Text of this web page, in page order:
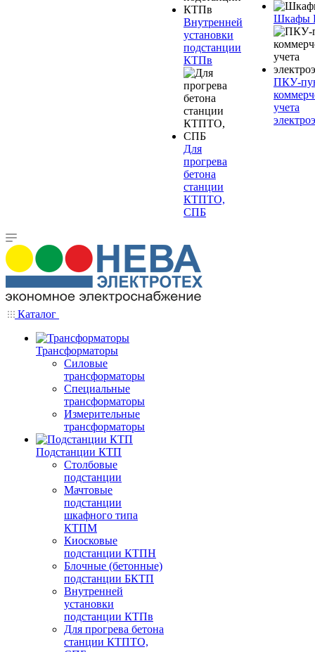
Внутренней
установки
подстанции
КТПв
Для
прогрева
бетона
станции
КТПТО,
СПБ
Шкафы
ПКУ-
учета
Каталог
Трансформаторы
Силовые
трансформаторы
Специальные
трансформаторы
Измерительные
трансформаторы
Подстанции КТП
Столбовые
подстанции
Мачтовые
подстанции
шкафного типа
КТПМ
Киосковые
подстанции КТПН
Блочные (бетонные)
подстанции БКТП
Внутренней
установки
подстанции КТПв
Для прогрева бетона
станции КТПТО,